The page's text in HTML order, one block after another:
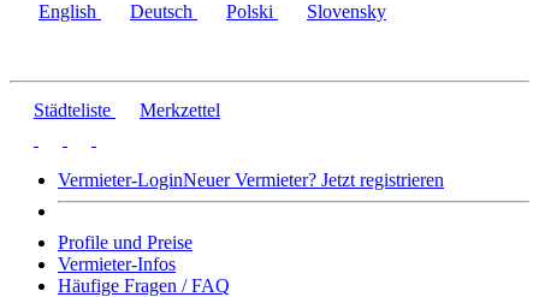
English Deutsch Polski Slovensky
Städteliste Merkzettel
Vermieter-LoginNeuer Vermieter? Jetzt registrieren
Profile und Preise
Vermieter-Infos
Häufige Fragen / FAQ